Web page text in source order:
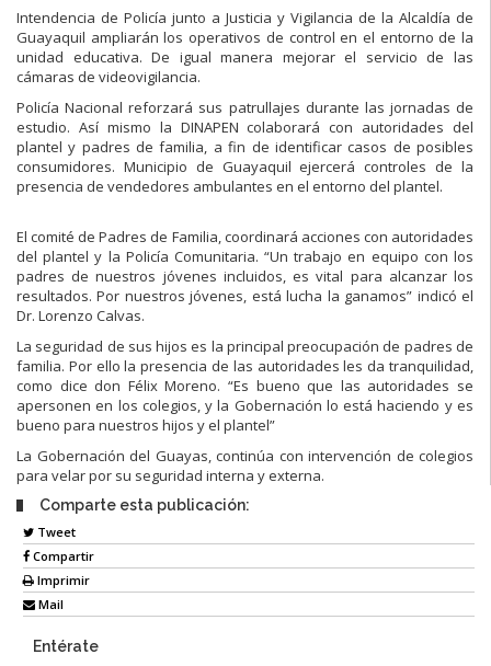
Intendencia de Policía junto a Justicia y Vigilancia de la Alcaldía de
Guayaquil ampliarán los operativos de control en el entorno de la
unidad educativa. De igual manera mejorar el servicio de las
cámaras de videovigilancia.
Policía Nacional reforzará sus patrullajes durante las jornadas de
estudio. Así mismo la DINAPEN colaborará con autoridades del
plantel y padres de familia, a fin de identificarcasos de posibles
consumidores. Municipio de Guayaquil ejercerá controles de la
presencia de vendedores ambulantes en el entorno del plantel.
El comité de Padres de Familia, coordinará acciones con autoridades
del plantel y la Policía Comunitaria. “Un trabajo en equipo con los
padres de nuestros jóvenes incluidos,es vital para alcanzar los
resultados. Por nuestros jóvenes, está lucha la ganamos” indicóel
Dr. Lorenzo Calvas.
La seguridad de sus hijos es la principal preocupación de padres de
familia. Por ello lapresencia de las autoridades les da tranquilidad,
como dice don Félix Moreno. “Es buenoque las autoridades se
apersonen en los colegios, y la Gobernación lo está haciendo y es
bueno para nuestros hijos y el plantel”
La Gobernación del Guayas, continúa con intervención de colegios
para velar por su seguridad interna y externa.
Comparte esta publicación:
Tweet
Compartir
Imprimir
Mail
Entérate